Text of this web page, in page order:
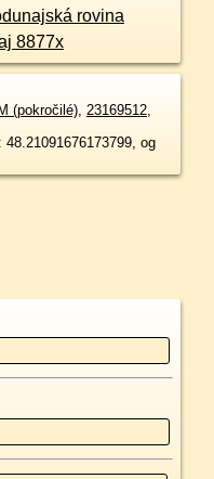
rovina
8877x
(pokročilé), 23169512,
og